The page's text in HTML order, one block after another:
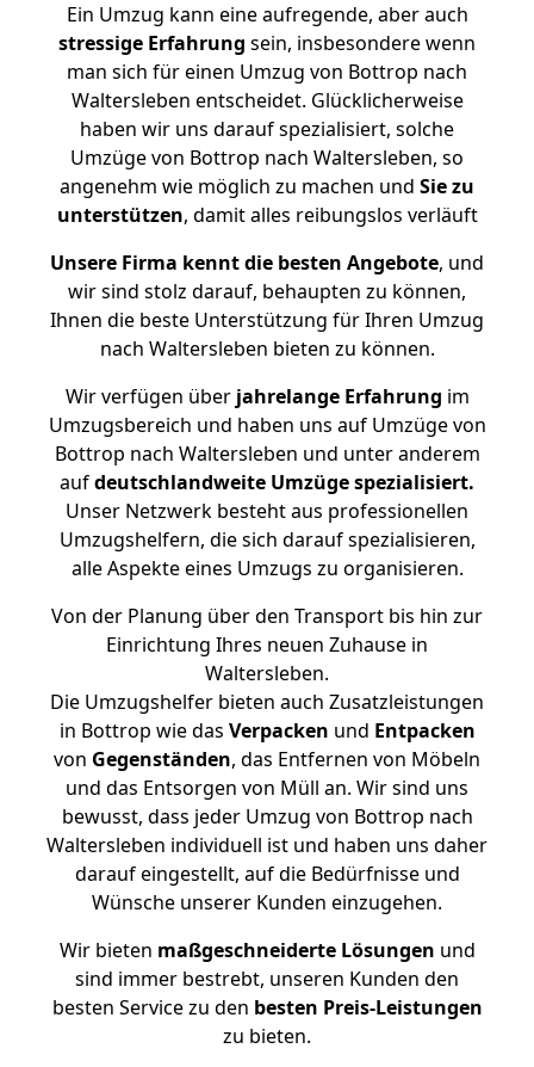
Ein Umzug kann eine aufregende, aber auch
stressige Erfahrung sein, insbesondere wenn
man sich für einen Umzug von Bottrop nach
Waltersleben entscheidet. Glücklicherweise
haben wir uns darauf spezialisiert, solche
Umzüge von Bottrop nach Waltersleben, so
angenehm wie möglich zu machen und Sie zu
unterstützen, damit alles reibungslos verläuft
Unsere Firma kennt die besten Angebote, und
wir sind stolz darauf, behaupten zu können,
Ihnen die beste Unterstützung für Ihren Umzug
nach Waltersleben bieten zu können.
Wir verfügen überjahrelange Erfahrung im
Umzugsbereich und haben uns auf Umzüge von
Bottrop nach Waltersleben und unter anderem
aufdeutschlandweite Umzüge spezialisiert.
Unser Netzwerk besteht aus professionellen
Umzugshelfern, die sich darauf spezialisieren,
alle Aspekte eines Umzugs zu organisieren.
Von der Planung über den Transport bis hin zur
Einrichtung Ihres neuen Zuhause in
Waltersleben.
Die Umzugshelfer bieten auch Zusatzleistungen
in Bottrop wie das Verpacken und Entpacken
von Gegenständen, das Entfernen von Möbeln
und das Entsorgen von Müll an. Wir sind uns
bewusst, dass jeder Umzug von Bottrop nach
Waltersleben individuell ist und haben uns daher
darauf eingestellt, auf die Bedürfnisse und
Wünsche unserer Kunden einzugehen.
Wir bieten maßgeschneiderte Lösungen und
sind immer bestrebt, unseren Kunden den
besten Service zu den besten Preis-Leistungen
zu bieten.